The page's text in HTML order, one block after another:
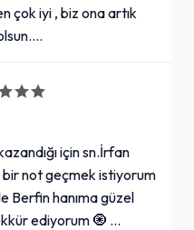
çok iyi , biz ona artık
için sn.İrfan
not geçmek istiyorum
Berfin hanıma güzel
ediyorum 🧿 …